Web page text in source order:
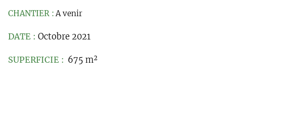
CHANTIER : A venir
DATE : Octobre 2021
SUPERFICIE : 675 m²